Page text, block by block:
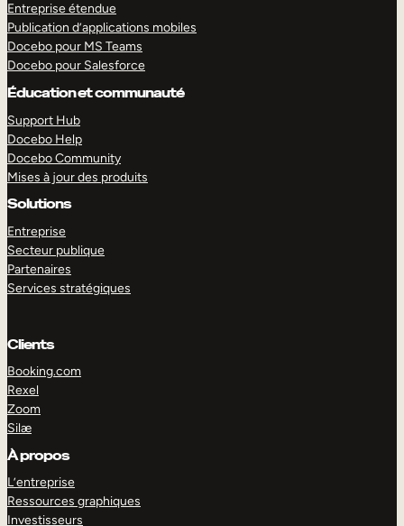
Entreprise étendue
Publication d’applications mobiles
Docebo pour MS Teams
Docebo pour Salesforce
Éducation et communauté
Support Hub
Docebo Help
Docebo Community
Mises à jour des produits
Solutions
Entreprise
Secteur publique
Partenaires
Services stratégiques
Clients
Booking.com
Rexel
Zoom
Silæ
À propos
L’entreprise
Ressources graphiques
Investisseurs